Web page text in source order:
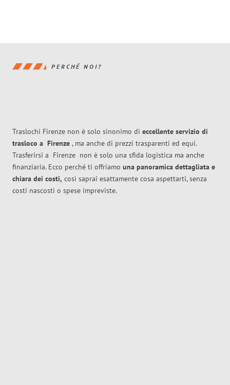
PERCHÉ NOI?
Traslochi Firenze non è solo sinonimo di eccellente servizio di
trasloco a Firenze , ma anche di prezzi trasparenti ed equi.
Trasferirsi a Firenze non è solo una sfida logistica ma anche
finanziaria. Ecco perché ti offriamo una panoramica dettagliata e
chiara dei costi, così saprai esattamente cosa aspettarti, senza
costi nascosti o spese impreviste.